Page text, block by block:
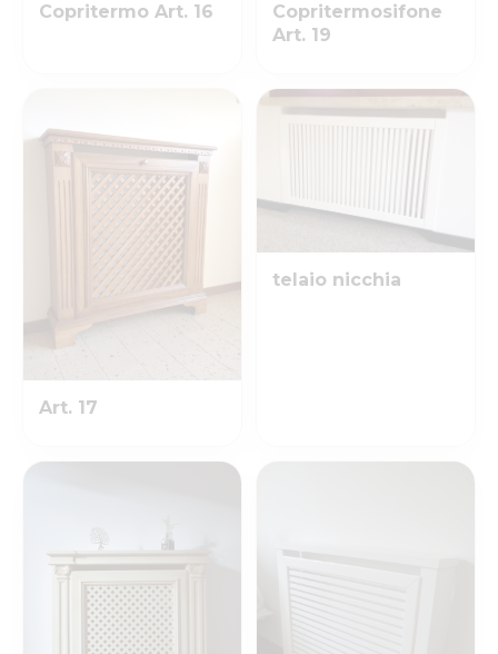
Copritermo Art. 16
Copritermosifone
Art. 19
Art. 17
telaio nicchia